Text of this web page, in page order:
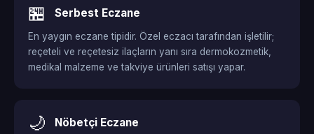
🏪 Serbest Eczane
En yaygın eczane tipidir. Özel eczacı tarafından işletilir;
reçeteli ve reçetesiz ilaçların yanı sıra dermokozmetik,
medikal malzeme ve takviye ürünleri satışı yapar.
🌙 Nöbetçi Eczane